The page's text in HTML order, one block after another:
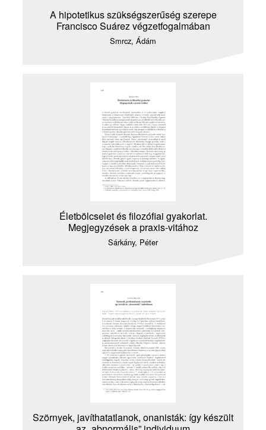
A hipotetikus szükségszerűség szerepe
Francisco Suárez végzetfogalmában
Smrcz, Ádám
Életbölcselet és filozófiai gyakorlat.
Megjegyzések a praxis-vitához
Sárkány, Péter
Szörnyek, javíthatatlanok, onanisták: így készült